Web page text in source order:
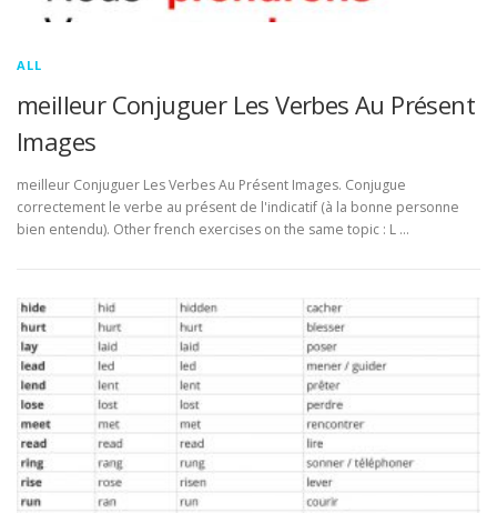
ALL
meilleur Conjuguer Les Verbes Au Présent
Images
meilleur Conjuguer Les Verbes Au Présent Images. Conjugue
correctement le verbe au présent de l'indicatif (à la bonne personne
bien entendu). Other french exercises on the same topic : L …